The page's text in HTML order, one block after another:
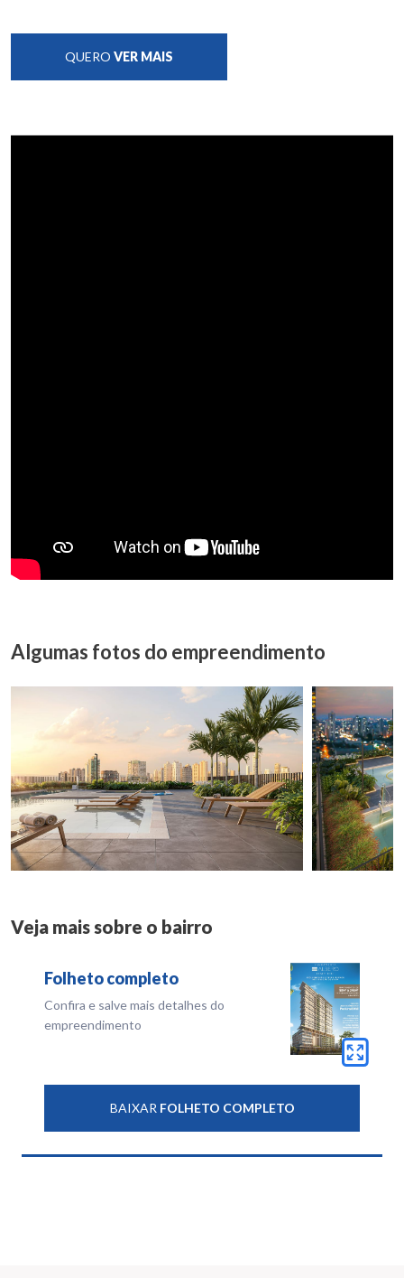
QUERO VER MAIS
Algumas fotos do empreendimento
Veja mais sobre o bairro
Folheto completo
Confira e salve mais detalhes do
empreendimento
BAIXAR FOLHETO COMPLETO